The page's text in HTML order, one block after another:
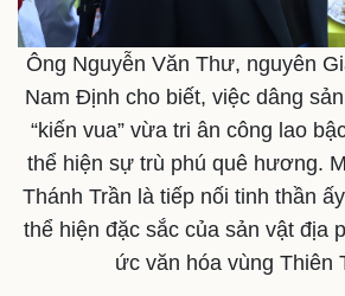
Ông Nguyễn Văn Thư, nguyên
Nam Định cho biết, việc dâng
“kiến vua” vừa tri ân công lao
thể hiện sự trù phú quê hương.
Thánh Trần là tiếp nối tinh thần
thể hiện đặc sắc của sản vật địa
ức văn hóa vùng Thiên